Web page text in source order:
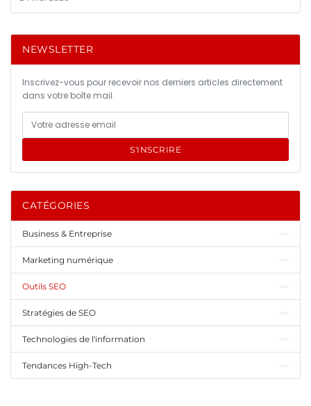
NEWSLETTER
Inscrivez-vous pour recevoir nos derniers articles directement
dans votre boîte mail.
S'INSCRIRE
CATÉGORIES
Business & Entreprise
Marketing numérique
Outils SEO
Stratégies de SEO
Technologies de l'information
Tendances High-Tech